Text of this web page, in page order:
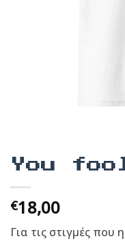
You
€18,00
Για τις στιγμές που